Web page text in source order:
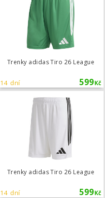
Trenky adidas Tiro 26 League
599Kč
14 dní
Trenky adidas Tiro 26 League
599Kč
14 dní